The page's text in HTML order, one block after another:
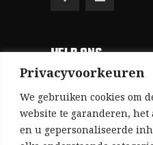
Privacyvoorkeuren
We gebruiken cookies om
website te garanderen, het
en u gepersonaliseerde
HELP ONS
Aangezien we volledig
(zonder subsidies,
advertenties en zonder